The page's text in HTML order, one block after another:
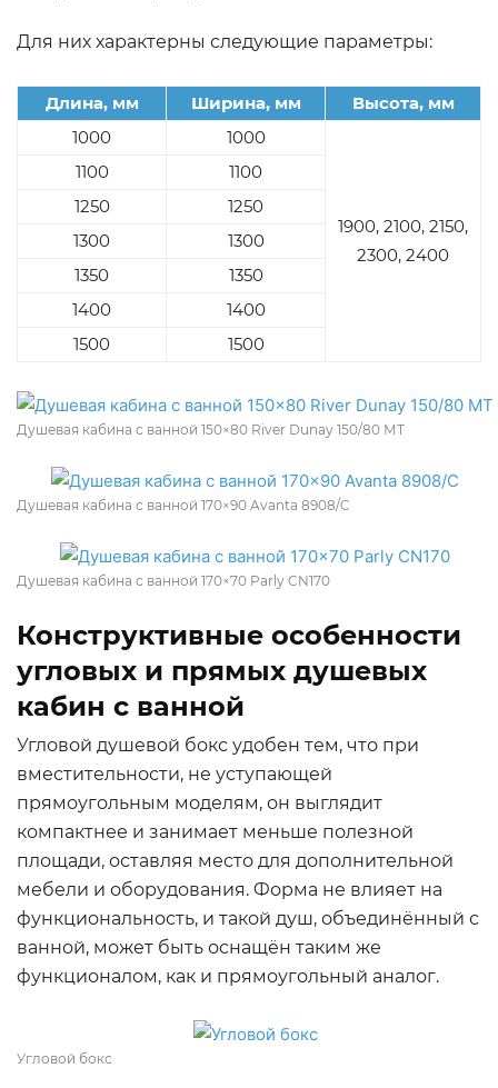
Для них характерны следующие параметры:
Длина, мм Ширина, мм
Высота, мм
1000
1000
1900, 2100, 2150,
2300, 2400
1100
1100
1250
1250
1300
1300
1350
1350
1400
1400
1500
1500
Душевая кабина с ванной 150×80 River Dunay 150/80 МТ
Душевая кабина с ванной 170×90 Avanta 8908/C
Душевая кабина с ванной 170×70 Parly CN170
Конструктивные особенности
угловых и прямых душевых
кабин с ванной
Угловой душевой бокс удобен тем, что при
вместительности, не уступающей
прямоугольным моделям, он выглядит
компактнее и занимает меньше полезной
площади, оставляя место для дополнительной
мебели и оборудования. Форма не влияет на
функциональность, и такой душ, объединённый с
ванной, может быть оснащён таким же
функционалом, как и прямоугольный аналог.
Угловой бокс